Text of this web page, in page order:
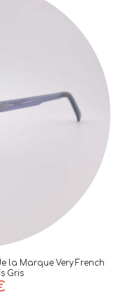
la Marque Very French
Gris